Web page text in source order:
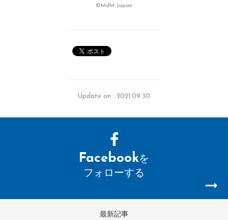
©MdM Japan
Update on : 2021.09.30
Facebookを
フォローする
最新記事